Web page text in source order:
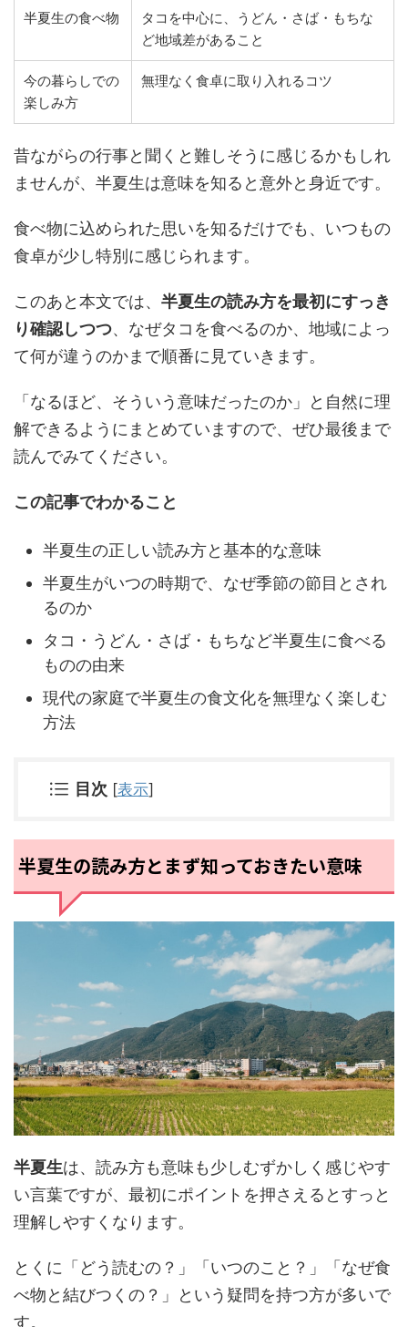
半夏生の食べ物
タコを中心に、うどん・さば・もちな
ど地域差があること
今の暮らしでの
楽しみ方
無理なく食卓に取り入れるコツ
昔ながらの行事と聞くと難しそうに感じるかもしれ
ませんが、半夏生は意味を知ると意外と身近です。
食べ物に込められた思いを知るだけでも、いつもの
食卓が少し特別に感じられます。
このあと本文では、 半夏生の読み方を最初にすっき
り確認しつつ、なぜタコを食べるのか、地域によっ
て何が違うのかまで順番に見ていきます。
「なるほど、そういう意味だったのか」と自然に理
解できるようにまとめていますので、ぜひ最後まで
読んでみてください。
この記事でわかること
半夏生の正しい読み方と基本的な意味
半夏生がいつの時期で、なぜ季節の節目とされ
るのか
タコ・うどん・さば・もちなど半夏生に食べる
ものの由来
現代の家庭で半夏生の食文化を無理なく楽しむ
方法
目次 [表示]
半夏生の読み方とまず知っておきたい意味
半夏生は、読み方も意味も少しむずかしく感じやす
い言葉ですが、最初にポイントを押さえるとすっと
理解しやすくなります。
とくに「どう読むの？」「いつのこと？」「なぜ食
べ物と結びつくの？」という疑問を持つ方が多いで
す。